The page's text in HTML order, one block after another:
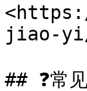
jiao-
## ❓常